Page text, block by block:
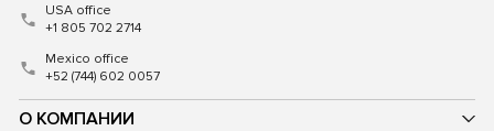
О КОМПАНИИ
USA office
+1 805 702 2714
Mexico office
+52 (744) 602 0057